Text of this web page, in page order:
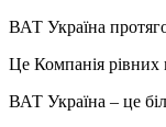
ВАТ Україна
Це Компанія рівних
ВАТ Україна – це